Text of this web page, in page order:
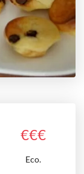
€€€
Eco.